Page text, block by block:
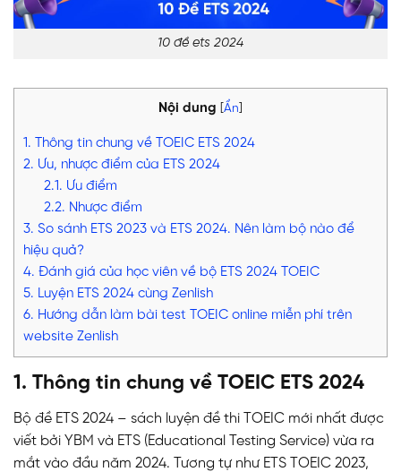
10 đề ets 2024
Nội dung Ẩn
1. Thông tin chung về TOEIC ETS 2024
2. Ưu, nhược điểm của ETS 2024
2.1. Ưu điểm
2.2. Nhược điểm
3. So sánh ETS 2023 và ETS 2024. Nên làm bộ nào để
hiệu quả?
4. Đánh giá của học viên về bộ ETS 2024 TOEIC
5. Luyện ETS 2024 cùng Zenlish
6. Hướng dẫn làm bài test TOEIC online miễn phí trên
website Zenlish
1. Thông tin chung về TOEIC ETS 2024
Bộ đề ETS 2024 – sách luyện đề thi TOEIC mới nhất được
viết bởi YBM và ETS (Educational Testing Service) vừa ra
mắt vào đầu năm 2024. Tương tự như ETS TOEIC 2023,